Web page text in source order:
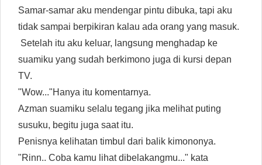
Samar-samar aku mendengar pintu dibuka, tapi aku
tidak sampai berpikiran kalau ada orang yang masuk.
Setelah itu aku keluar, langsung menghadap ke
suamiku yang sudah berkimono juga di kursi depan
TV.
"Wow..."Hanya itu komentarnya.
Azman suamiku selalu tegang jika melihat puting
susuku, begitu juga saat itu.
Penisnya kelihatan timbul dari balik kimononya.
"Rinn.. Coba kamu lihat dibelakangmu..." kata